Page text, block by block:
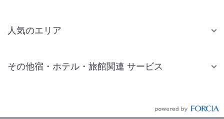
人気のエリア
仙台 ホテル
その他宿・ホテル・旅館関連 サービス